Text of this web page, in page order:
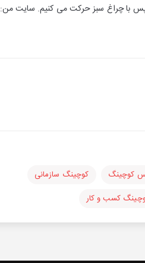
با چراغ سبز حرکت می کنیم. سایت من:
کوچینگ
کوچینگ سازمانی
کسب و کار